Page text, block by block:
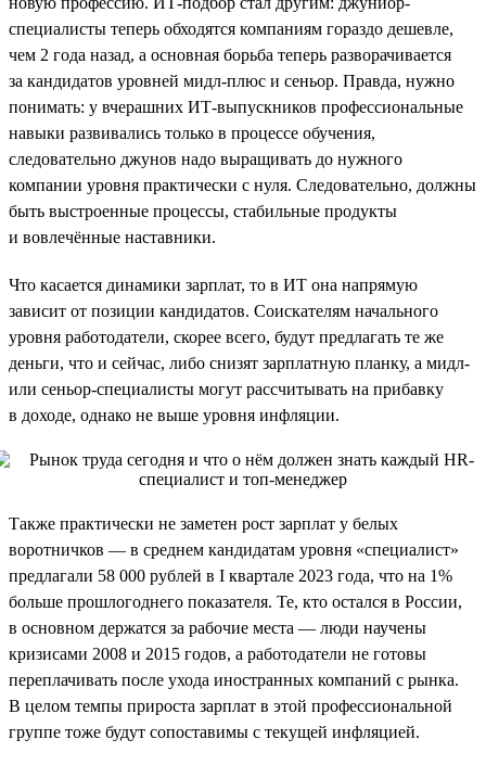
специалисты теперь обходятся компаниям гораздо дешевле,
чем 2 года назад, а основная борьба теперь разворачивается
за кандидатов уровней мидл-плюс и сеньор. Правда, нужно
понимать: у вчерашних ИТ-выпускников профессиональные
навыки развивались только в процессе обучения,
следовательно джунов надо выращивать до нужного
компании уровня практически с нуля. Следовательно, должны
быть выстроенные процессы, стабильные продукты
и вовлечённые наставники.
Что касается динамики зарплат, то в ИТ она напрямую
зависит от позиции кандидатов. Соискателям начального
уровня работодатели, скорее всего, будут предлагать те же
деньги, что и сейчас, либо снизят зарплатную планку, а мидл-
или сеньор-специалисты могут рассчитывать на прибавку
в доходе, однако не выше уровня инфляции.
Также практически не заметен рост зарплат у белых
воротничков — в среднем кандидатам уровня «специалист»
предлагали 58 000 рублей в I квартале 2023 года, что на 1%
больше прошлогоднего показателя. Те, кто остался в России,
в основном держатся за рабочие места — люди научены
кризисами 2008 и 2015 годов, а работодатели не готовы
переплачивать после ухода иностранных компаний с рынка.
В целом темпы прироста зарплат в этой профессиональной
группе тоже будут сопоставимы с текущей инфляцией.